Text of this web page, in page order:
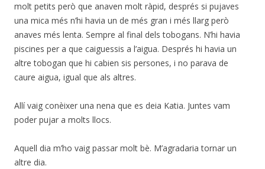
molt petits però que anaven molt ràpid, després si pujaves
una mica més n’hi havia un de més gran i més llarg però
anaves més lenta. Sempre al final dels tobogans. N’hi havia
piscines per a que caiguessis a l’aigua. Després hi havia un
altre tobogan que hi cabien sis persones, i no parava de
caure aigua, igual que als altres.
Allí vaig conèixer una nena que es deia Katia. Juntes vam
poder pujar a molts llocs.
Aquell dia m’ho vaig passar molt bè. M’agradaria tornar un
altre dia.